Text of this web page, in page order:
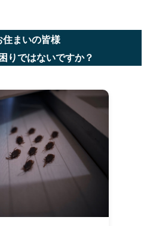
住まいの皆様
りではないですか？